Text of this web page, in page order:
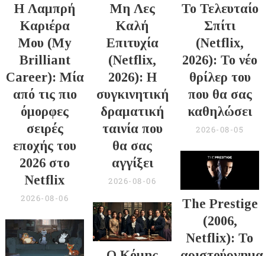
Η Λαμπρή
Καριέρα
Μου (My
Brilliant
Career): Μία
από τις πιο
όμορφες
σειρές
εποχής του
2026 στο
Netflix
2026-08-06
Μη Λες
Καλή
Επιτυχία
(Netflix,
2026): Η
συγκινητική
δραματική
ταινία που
θα σας
αγγίξει
2026-08-06
Το Τελευταίο
Σπίτι
(Netflix,
2026): Το νέο
θρίλερ του
που θα σας
καθηλώσει
2026-08-05
The Prestige
(2006,
Netflix): Το